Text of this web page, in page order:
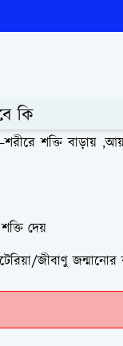
কি
শক্তি বাড়ায়
দেয়
জীবাণু